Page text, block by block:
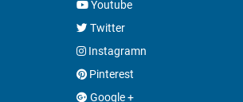
Youtube
Twitter
Instagramn
Pinterest
Google +